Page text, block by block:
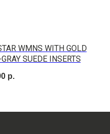
WMNS WITH GOLD
SUEDE INSERTS
р.